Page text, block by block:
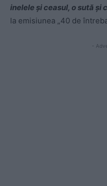
inelele şi ceasul, o sută şi
la emisiunea „40 de
-